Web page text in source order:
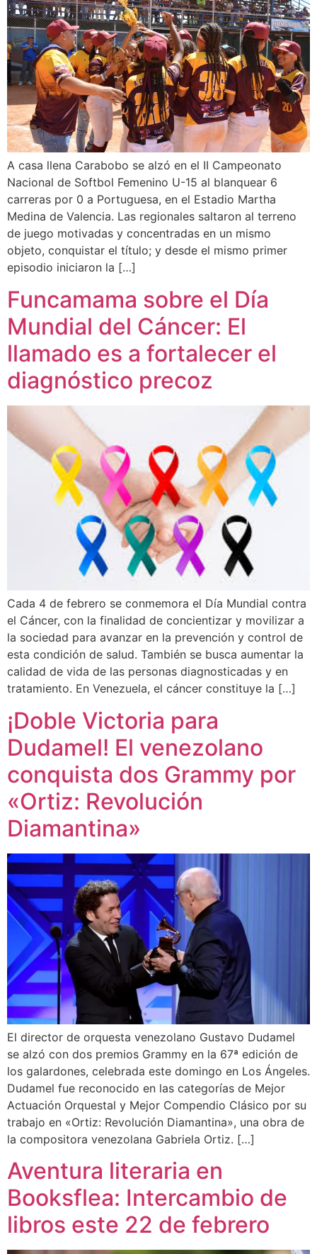
A casa llena Carabobo se alzó en el II Campeonato
Nacional de Softbol Femenino U-15 al blanquear 6
carreras por 0 a Portuguesa, en el Estadio Martha
Medina de Valencia. Las regionales saltaron al terreno
de juego motivadas y concentradas en un mismo
objeto, conquistar el título; y desde el mismo primer
episodio iniciaron la […]
Funcamama sobre el Día
Mundial del Cáncer: El
llamado es a fortalecer el
diagnóstico precoz
Cada 4 de febrero se conmemora el Día Mundial contra
el Cáncer, con la finalidad de concientizar y movilizar a
la sociedad para avanzar en la prevención y control de
esta condición de salud. También se busca aumentar la
calidad de vida de las personas diagnosticadas y en
tratamiento. En Venezuela, el cáncer constituye la […]
¡Doble Victoria para
Dudamel! El venezolano
conquista dos Grammy por
«Ortiz: Revolución
Diamantina»
El director de orquesta venezolano Gustavo Dudamel
se alzó con dos premios Grammy en la 67ª edición de
los galardones, celebrada este domingo en Los Ángeles.
Dudamel fue reconocido en las categorías de Mejor
Actuación Orquestal y Mejor Compendio Clásico por su
trabajo en «Ortiz: Revolución Diamantina», una obra de
la compositora venezolana Gabriela Ortiz. […]
Aventura literaria en
Booksflea: Intercambio de
libros este 22 de febrero